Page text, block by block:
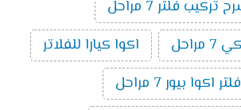
تركيب فلتر 7 مراحل
اكوا كيارا للفلاتر
فلتر اكوا بيور 7 مراحل